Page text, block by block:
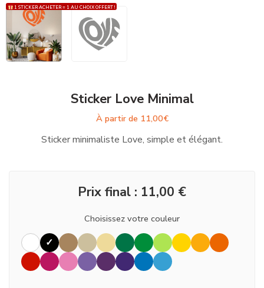
1 STICKER ACHETER = 1 AU CHOIX OFFERT !
Sticker Love Minimal
À partir de 11,00€
Sticker minimaliste Love, simple et élégant.
Prix final : 11,00 €
Choisissez votre couleur